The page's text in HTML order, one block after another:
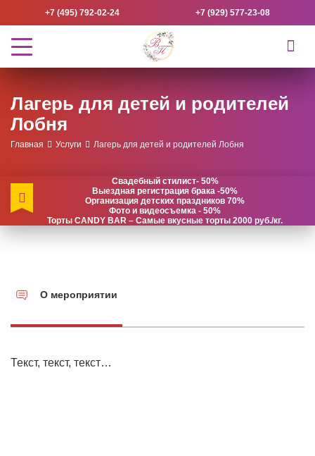
+7 (495) 792-02-24 +7 (929) 577-23-08
Лагерь для детей и родителей
Лобня
Главная Услуги Лагерь для детей и родителей Лобня
Свадебный стилист- 50%
Выездная регистрация брака -50%
Организация детских праздников 70%
Фото и видеосъемка - 50%
Торты CANDY BAR – Самые вкусные торты 2000 руб./кг.
О мероприятии
Текст, текст, текст…